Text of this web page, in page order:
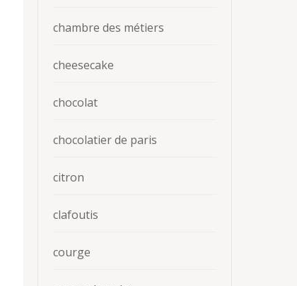
chambre des métiers
cheesecake
chocolat
chocolatier de paris
citron
clafoutis
courge